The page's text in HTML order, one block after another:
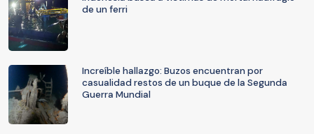
de un ferri
Increíble hallazgo: Buzos encuentran por
casualidad restos de un buque de la Segunda
Guerra Mundial